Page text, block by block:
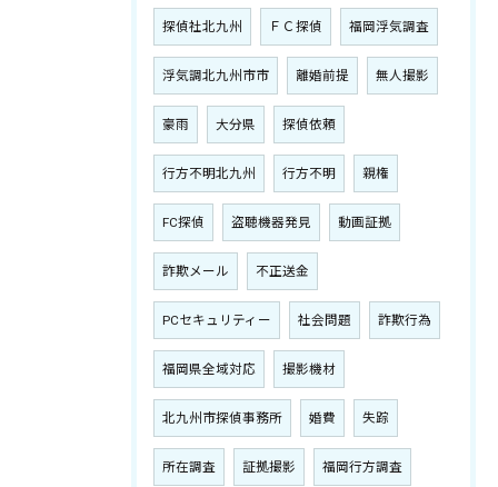
探偵社北九州 ＦＣ探偵 福岡浮気調査
浮気調北九州市市 離婚前提 無人撮影
豪雨 大分県 探偵依頼
行方不明北九州 行方不明 親権
FC探偵 盗聴機器発見 動画証拠
詐欺メール 不正送金
PCセキュリティー 社会問題 詐欺行為
福岡県全域対応 撮影機材
北九州市探偵事務所 婚費 失踪
所在調査 証拠撮影 福岡行方調査